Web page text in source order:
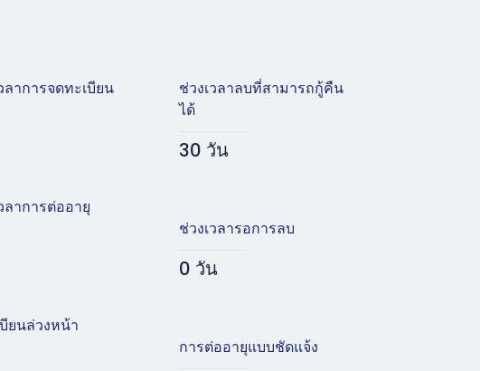
ลาการจดทะเบียน
ลาการต่ออายุ
ยนล่วงหน้า
ช่วงเวลาลบที่สามารถกู้คืน
ได้
30 วัน
ช่วงเวลารอการลบ
0 วัน
การต่ออายุแบบชัดแจ้ง